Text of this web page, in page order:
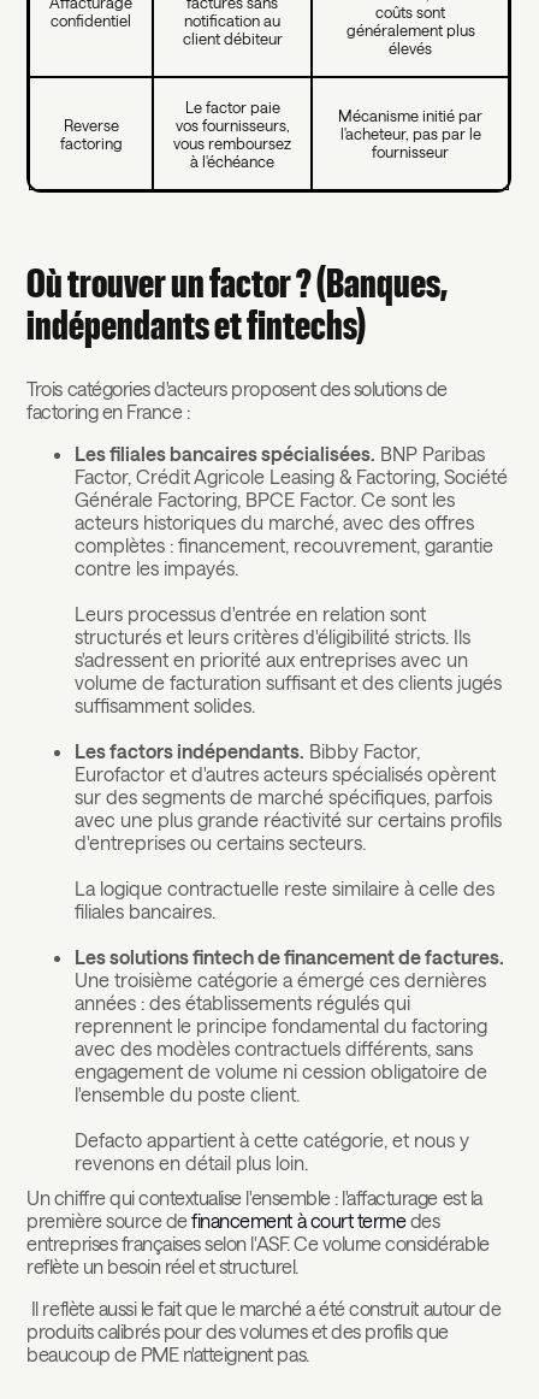
confidentiel
notification au
client débiteur
coûts sont
généralement plus
élevés
Reverse
factoring
Le factor paie
vos fournisseurs,
vous remboursez
à l'échéance
Mécanisme initié par
l'acheteur, pas par le
fournisseur
Où trouver un factor ? (Banques,
indépendants et fintechs)
Trois catégories d'acteurs proposent des solutions de
factoring en France :
Les filiales bancaires spécialisées. BNP Paribas
Factor, Crédit Agricole Leasing & Factoring, Société
Générale Factoring, BPCE Factor. Ce sont les
acteurs historiques du marché, avec des offres
complètes : financement, recouvrement, garantie
contre les impayés.
Leurs processus d'entrée en relation sont
structurés et leurs critères d'éligibilité stricts. Ils
s'adressent en priorité aux entreprises avec un
volume de facturation suffisant et des clients jugés
suffisamment solides.
Les factors indépendants. Bibby Factor,
Eurofactor et d'autres acteurs spécialisés opèrent
sur des segments de marché spécifiques, parfois
avec une plus grande réactivité sur certains profils
d'entreprises ou certains secteurs.
La logique contractuelle reste similaire à celle des
filiales bancaires.
Les solutions fintech de financement de factures.
Une troisième catégorie a émergé ces dernières
années : des établissements régulés qui
reprennent le principe fondamental du factoring
avec des modèles contractuels différents, sans
engagement de volume ni cession obligatoire de
l'ensemble du poste client.
Defacto appartient à cette catégorie, et nous y
revenons en détail plus loin.
Un chiffre qui contextualise l'ensemble : l'affacturage est la
première source definancement à court termedes
entreprises françaises selon l'ASF. Ce volume considérable
reflète un besoin réel et structurel.
Il reflète aussi le fait que le marché a été construit autour de
produits calibrés pour des volumes et des profils que
beaucoup de PME n'atteignent pas.